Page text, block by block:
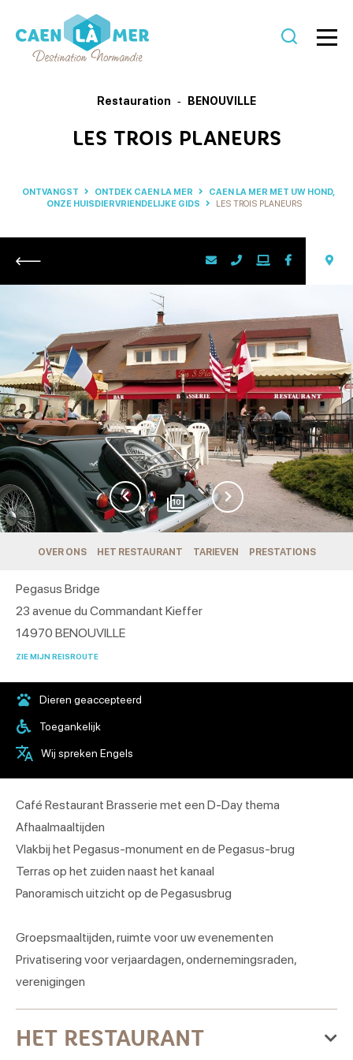
Restauration BENOUVILLE
LES TROIS PLANEURS
ONTVANGST ONTDEK CAEN LA MER
CAEN LA MER MET UW HOND,
ONZE HUISDIERVRIENDELIJKE GIDS
LES TROIS PLANEURS
Retour
10
OVER ONS HET RESTAURANT TARIEVEN PRESTATIONS
Pegasus Bridge
23 avenue du Commandant Kieffer
14970 BENOUVILLE
ZIE MIJN REISROUTE
Dieren geaccepteerd
Toegankelijk
Wij spreken Engels
Café Restaurant Brasserie met een D-Day thema
Afhaalmaaltijden
Vlakbij het Pegasus-monument en de Pegasus-brug
Terras op het zuiden naast het kanaal
Panoramisch uitzicht op de Pegasusbrug
Groepsmaaltijden, ruimte voor uw evenementen
Privatisering voor verjaardagen, ondernemingsraden,
verenigingen
HET RESTAURANT